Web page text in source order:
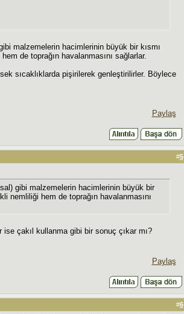
malzemelerin hacimlerinin büyük bir kısmı
de toprağın havalanmasını sağlarlar.
sıcaklıklarda pişirilerek genleştirilirler. Böylece
Paylaş
#5
gibi malzemelerin hacimlerinin büyük bir
nemliliği hem de toprağın havalanmasını
çakıl kullanma gibi bir sonuç çıkar mı?
Paylaş
#6